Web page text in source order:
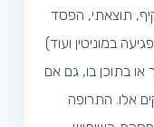
תוצאתי, הפסד
במוניטין ועוד)
בתוכן בו, גם אם
אלו. התרופה